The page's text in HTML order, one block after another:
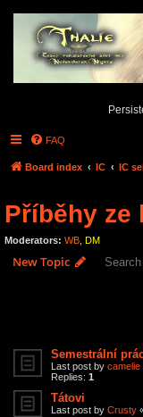
FAQ
Board index IC IC
Příběhy ze
Moderators: WB DM
New Topic
Semestrální
Last post by camelie
Replies: 1
Tátovi
Last post by Crusty